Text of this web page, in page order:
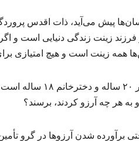
پیش می‌آید، ذات اقدس
زینت زندگی دنیایی است و
زینت است و هیچ امتیازی
نماینده ولی‌فقیه در خراسان رضوی
هر چه آرزو کردند، برسند؟